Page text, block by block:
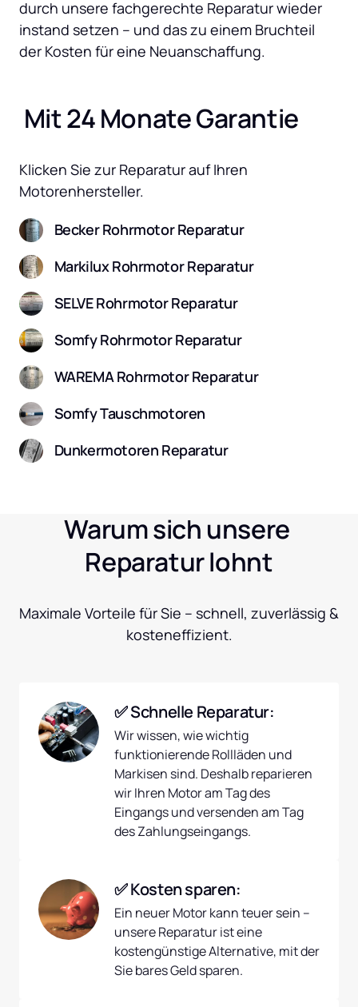
durch unsere fachgerechte Reparatur wieder
instand setzen – und das zu einem Bruchteil
der Kosten für eine Neuanschaffung.
Mit 24 Monate Garantie
Klicken Sie zur Reparatur auf Ihren
Motorenhersteller.
Becker Rohrmotor Reparatur
Markilux Rohrmotor Reparatur
SELVE Rohrmotor Reparatur
Somfy Rohrmotor Reparatur
WAREMA Rohrmotor Reparatur
Somfy Tauschmotoren
Dunkermotoren Reparatur
Warum sich unsere
Reparatur lohnt
Maximale Vorteile für Sie – schnell, zuverlässig &
kosteneffizient.
✅ Schnelle Reparatur:
Wir wissen, wie wichtig
funktionierende Rollläden und
Markisen sind. Deshalb reparieren
wir Ihren Motor am Tag des
Eingangs und versenden am Tag
des Zahlungseingangs.
✅ Kosten sparen:
Ein neuer Motor kann teuer sein –
unsere Reparatur ist eine
kostengünstige Alternative, mit der
Sie bares Geld sparen.